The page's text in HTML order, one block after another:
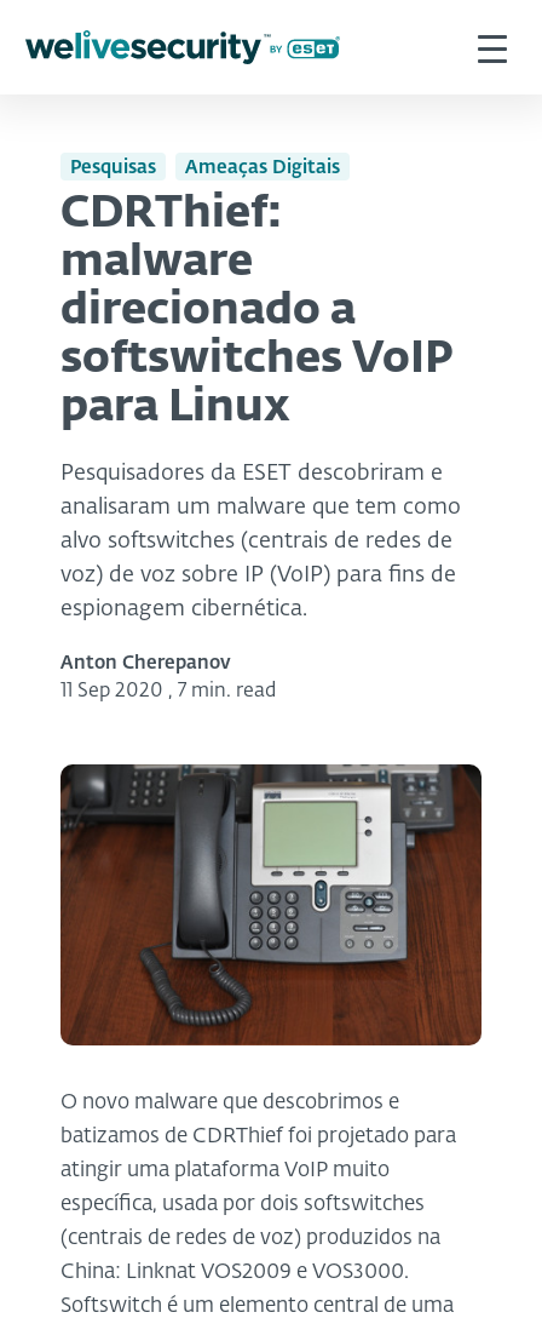
Pesquisas Ameaças Digitais
CDRThief:
malware
direcionado a
softswitches VoIP
para Linux
Pesquisadores da ESET descobriram e
analisaram um malware que tem como
alvo softswitches (centrais de redes de
voz) de voz sobre IP (VoIP) para fins de
espionagem cibernética.
Anton Cherepanov
11 Sep 2020 , 7 min. read
O novo malware que descobrimos e
batizamos de CDRThief foi projetado para
atingir uma plataforma VoIP muito
específica, usada por dois softswitches
(centrais de redes de voz) produzidos na
China: Linknat VOS2009 e VOS3000.
Softswitch é um elemento central de uma